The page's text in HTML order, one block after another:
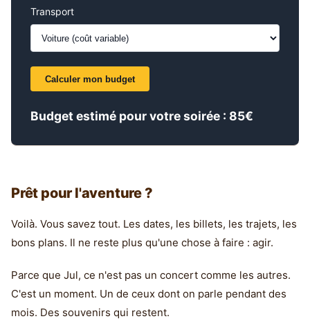
Transport
Calculer mon budget
Budget estimé pour votre soirée : 85€
Prêt pour l'aventure ?
Voilà. Vous savez tout. Les dates, les billets, les trajets, les
bons plans. Il ne reste plus qu'une chose à faire : agir.
Parce que Jul, ce n'est pas un concert comme les autres.
C'est un moment. Un de ceux dont on parle pendant des
mois. Des souvenirs qui restent.